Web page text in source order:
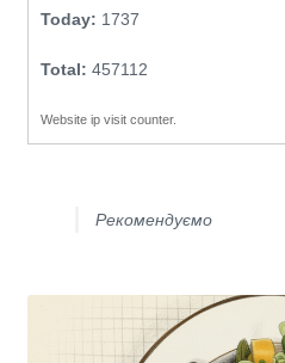
Today: 1737
Total: 457112
Website ip visit counter.
Рекомендуємо